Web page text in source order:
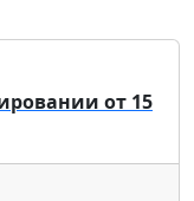
от 15